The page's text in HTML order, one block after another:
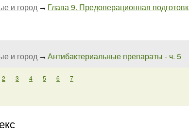
и город → Глава 9. Предоперационная
и город → Антибактериальные препараты - ч. 5
2 3 4 5 6 7